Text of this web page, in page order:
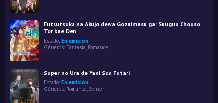
Futsutsuka na Akujo dewa Gozaimasu ga: Suuguu Chouso
Torikae Den
Estado: En emision
Géneros: Fantasía Romance
Super no Ura de Yani Suu Futari
Estado: En emision
Géneros: Romance, Seinen